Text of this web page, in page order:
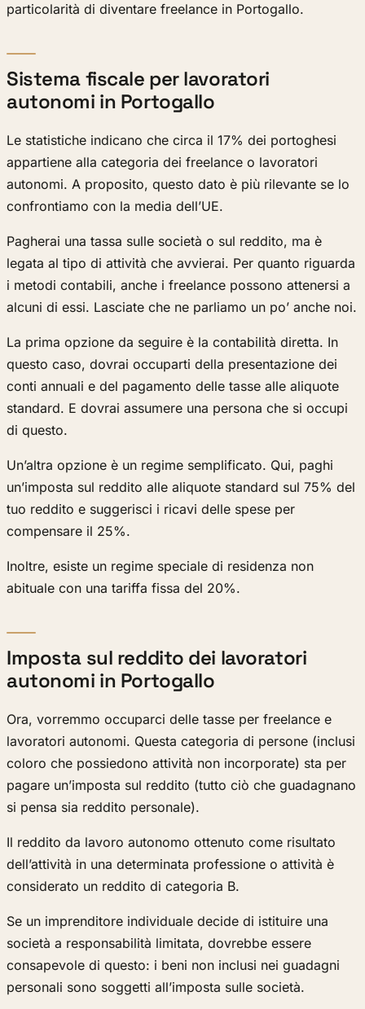
particolarità di diventare freelance in Portogallo.
Sistema fiscale per lavoratori
autonomi in Portogallo
Le statistiche indicano che circa il 17% dei portoghesi
appartiene alla categoria dei freelance o lavoratori
autonomi. A proposito, questo dato è più rilevante se lo
confrontiamo con la media dell’UE.
Pagherai una tassa sulle società o sul reddito, ma è
legata al tipo di attività che avvierai. Per quanto riguarda
i metodi contabili, anche i freelance possono attenersi a
alcuni di essi. Lasciate che ne parliamo un po’ anche noi.
La prima opzione da seguire è la contabilità diretta. In
questo caso, dovrai occuparti della presentazione dei
conti annuali e del pagamento delle tasse alle aliquote
standard. E dovrai assumere una persona che si occupi
di questo.
Un’altra opzione è un regime semplificato. Qui, paghi
un’imposta sul reddito alle aliquote standard sul 75% del
tuo reddito e suggerisci i ricavi delle spese per
compensare il 25%.
Inoltre, esiste un regime speciale di residenza non
abituale con una tariffa fissa del 20%.
Imposta sul reddito dei lavoratori
autonomi in Portogallo
Ora, vorremmo occuparci delle tasse per freelance e
lavoratori autonomi. Questa categoria di persone (inclusi
coloro che possiedono attività non incorporate) sta per
pagare un’imposta sul reddito (tutto ciò che guadagnano
si pensa sia reddito personale).
Il reddito da lavoro autonomo ottenuto come risultato
dell’attività in una determinata professione o attività è
considerato un reddito di categoria B.
Se un imprenditore individuale decide di istituire una
società a responsabilità limitata, dovrebbe essere
consapevole di questo: i beni non inclusi nei guadagni
personali sono soggetti all’imposta sulle società.